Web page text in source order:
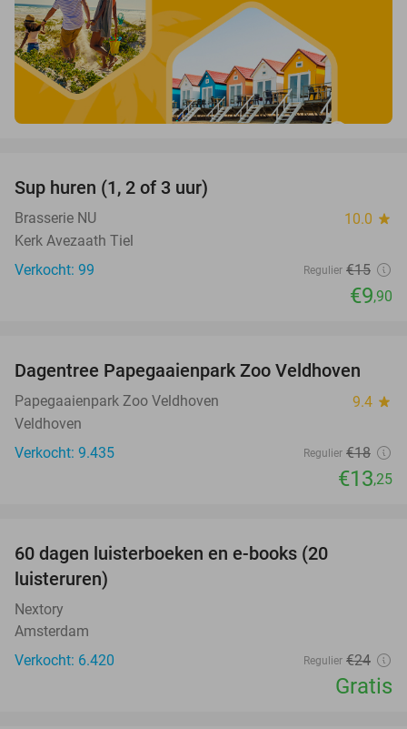
Sup huren (1, 2 of 3 uur)
Brasserie NU 10.0 star
Kerk Avezaath Tiel
Verkocht: 99
Regulier €15
€9,90
26%
Dagentree Papegaaienpark Zoo Veldhoven
Papegaaienpark Zoo Veldhoven 9.4 star
Veldhoven
Verkocht: 9.435
Regulier €18
€13,25
60 dagen luisterboeken en e-books (20
luisteruren)
Nextory
Amsterdam
Verkocht: 6.420
Regulier €24
Gratis